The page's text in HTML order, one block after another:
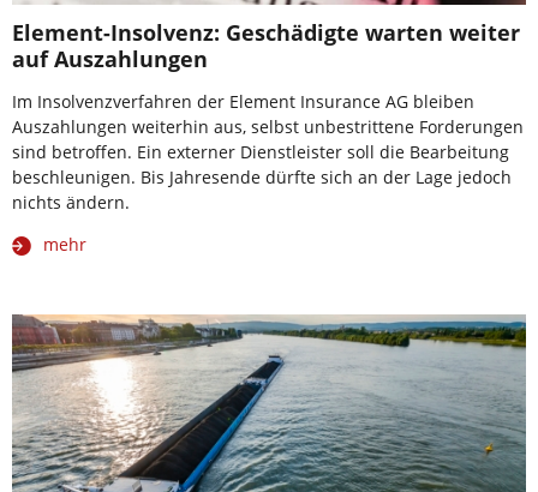
Element-Insolvenz: Geschädigte warten weiter
auf Auszahlungen
Im Insolvenzverfahren der Element Insurance AG bleiben
Auszahlungen weiterhin aus, selbst unbestrittene Forderungen
sind betroffen. Ein externer Dienstleister soll die Bearbeitung
beschleunigen. Bis Jahresende dürfte sich an der Lage jedoch
nichts ändern.
mehr